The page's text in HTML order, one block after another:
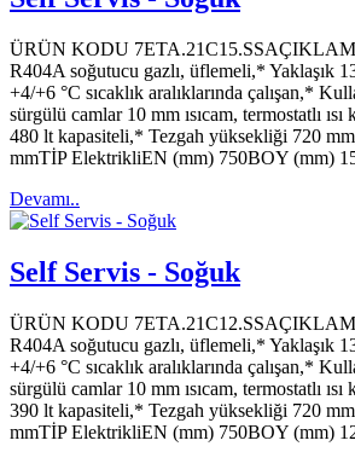
ÜRÜN KODU
R404A soğutucu gazlı, üflemeli,* Yaklaşık
+4/+6 °C sıcaklık aralıklarında çalışan,*
sürgülü camlar 10 mm ısıcam, termostatlı
480 lt kapasiteli,* Tezgah yüksekliği 720
mmTİP ElektrikliEN (mm) 750BOY (mm)
Devamı..
Self Servis - Soğuk
ÜRÜN KODU
R404A soğutucu gazlı, üflemeli,* Yaklaşık
+4/+6 °C sıcaklık aralıklarında çalışan,*
sürgülü camlar 10 mm ısıcam, termostatlı
390 lt kapasiteli,* Tezgah yüksekliği 720
mmTİP ElektrikliEN (mm) 750BOY (mm)